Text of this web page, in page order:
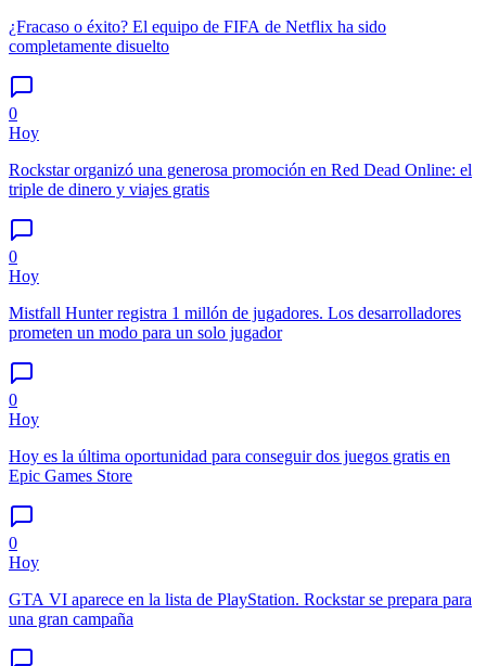
¿Fracaso o éxito? El equipo de FIFA de Netflix ha sido
completamente disuelto
0
Hoy
Rockstar organizó una generosa promoción en Red Dead Online: el
triple de dinero y viajes gratis
0
Hoy
Mistfall Hunter registra 1 millón de jugadores. Los desarrolladores
prometen un modo para un solo jugador
0
Hoy
Hoy es la última oportunidad para conseguir dos juegos gratis en
Epic Games Store
0
Hoy
GTA VI aparece en la lista de PlayStation. Rockstar se prepara para
una gran campaña